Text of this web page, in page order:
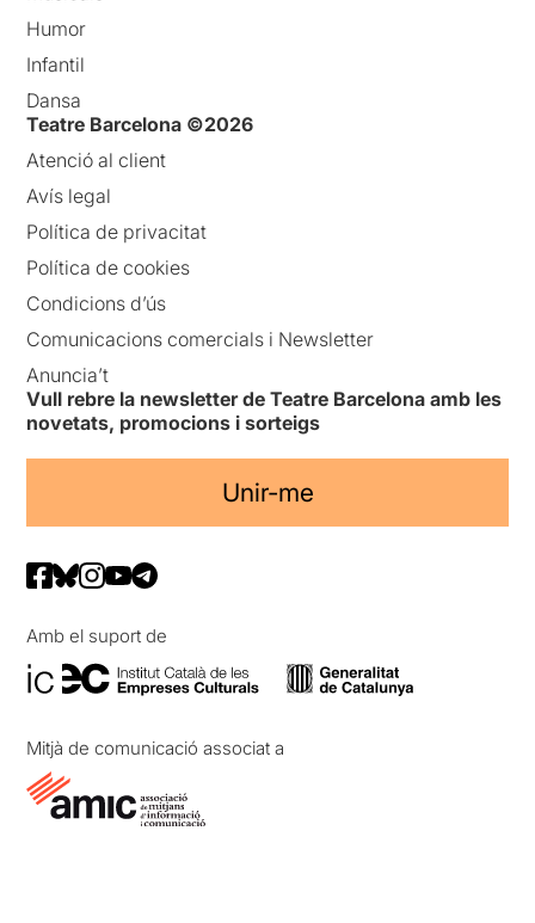
Humor
Infantil
Dansa
Teatre Barcelona ©2026
Atenció al client
Avís legal
Política de privacitat
Política de cookies
Condicions d’ús
Comunicacions comercials i Newsletter
Anuncia’t
Vull rebre la newsletter de Teatre Barcelona amb les
novetats, promocions i sorteigs
Unir-me
Amb el suport de
Mitjà de comunicació associat a